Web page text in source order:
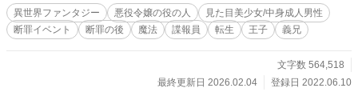
異世界ファンタジー 悪役令嬢の役の人
見た目美少女/中身成人男性
断罪イベント
断罪の後 魔法 諜報員 転生 王子 義兄
文字数 564,518
最終更新日 2026.02.04
登録日 2022.06.10